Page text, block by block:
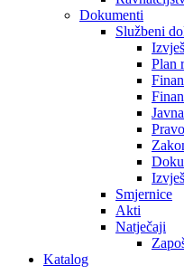
Dokumenti
Službeni
Plan
Smjernice
Akti
Natječaji
Katalog